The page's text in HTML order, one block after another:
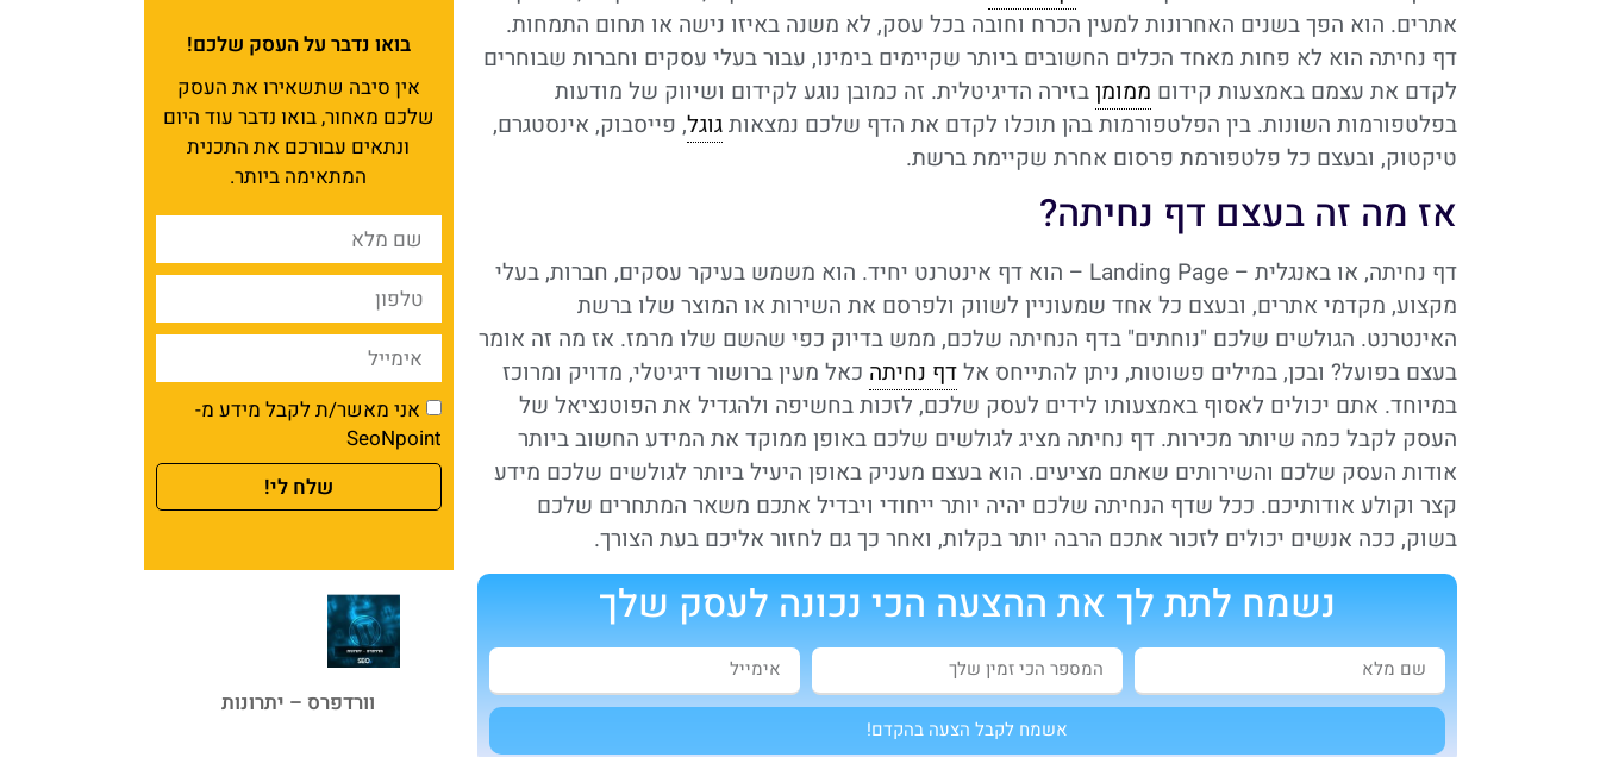
אתרים. הוא הפך בשנים האחרונות למעין הכרח וחובה בכל עסק, לא משנה באיזו נישה או תחום התמחות.
דף נחיתה הוא לא פחות מאחד הכלים החשובים ביותר שקיימים בימינו, עבור בעלי עסקים וחברות שבוחרים
לקדם את עצמם באמצעות קידום ממומןבזירה הדיגיטלית. זה כמובן נוגע לקידום ושיווק של מודעות
בפלטפורמות השונות. בין הפלטפורמות בהן תוכלו לקדם את הדף שלכם נמצאותגוגל, פייסבוק, אינסטגרם,
טיקטוק, ובעצם כל פלטפורמת פרסום אחרת שקיימת ברשת.
אז מה זה בעצם דף נחיתה?
דף נחיתה, או באנגלית – Landing Page – הוא דף אינטרנט יחיד. הוא משמש בעיקר עסקים, חברות, בעלי
מקצוע, מקדמי אתרים, ובעצם כל אחד שמעוניין לשווק ולפרסם את השירות או המוצר שלו ברשת
האינטרנט. הגולשים שלכם "נוחתים" בדף הנחיתה שלכם, ממש בדיוק כפי שהשם שלו מרמז. אז מה זה אומר
בעצם בפועל? ובכן, במילים פשוטות, ניתן להתייחס אלדף נחיתה כאל מעין ברושור דיגיטלי, מדויק ומרוכז
במיוחד. אתם יכולים לאסוף באמצעותו לידים לעסק שלכם, לזכות בחשיפה ולהגדיל את הפוטנציאל של
העסק לקבל כמה שיותר מכירות. דף נחיתה מציג לגולשים שלכם באופן ממוקד את המידע החשוב ביותר
אודות העסק שלכם והשירותים שאתם מציעים. הוא בעצם מעניק באופן היעיל ביותר לגולשים שלכם מידע
קצר וקולע אודותיכם. ככל שדף הנחיתה שלכם יהיה יותר ייחודי ויבדיל אתכם משאר המתחרים שלכם
בשוק, ככה אנשים יכולים לזכור אתכם הרבה יותר בקלות, ואחר כך גם לחזור אליכם בעת הצורך.
נשמח לתת לך את ההצעה הכי נכונה לעסק שלך
אשמח לקבל הצעה בהקדם!
בואו נדבר על העסק שלכם!
אין סיבה שתשאירו את העסק
שלכם מאחור, בואו נדבר עוד היום
ונתאים עבורכם את התכנית
המתאימה ביותר.
אני מאשר/ת לקבל מידע מ-
SeoNpoint
שלח לי!
וורדפרס – יתרונות